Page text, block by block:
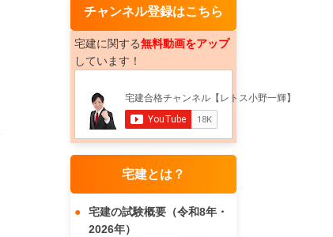
チャンネル登録はこちら
宅建に関する無料動画をアップ
しています！
宅建とは？
宅建の試験概要（令和8年・
2026年）